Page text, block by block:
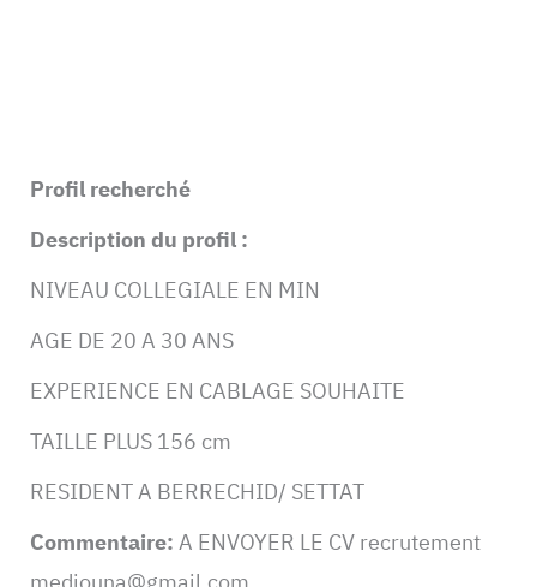
Profil recherché
Description du profil :
NIVEAU COLLEGIALE EN MIN
AGE DE 20 A 30 ANS
EXPERIENCE EN CABLAGE SOUHAITE
TAILLE PLUS 156 cm
RESIDENT A BERRECHID/ SETTAT
Commentaire:A ENVOYER LE CV recrutement